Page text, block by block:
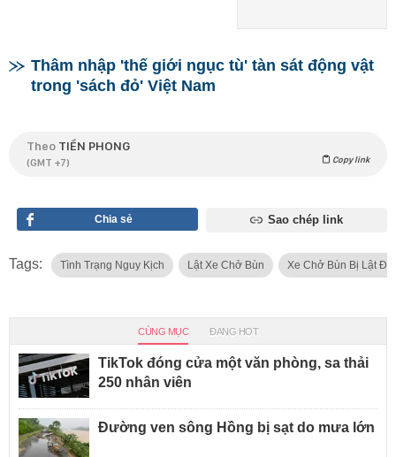
Thâm nhập 'thế giới ngục tù' tàn sát động vật
trong 'sách đỏ' Việt Nam
Theo TIỀN PHONG
(GMT +7) Copy link
Chia sẻ Sao chép link
Tags: Tình Trạng Nguy Kịch Lật Xe Chở Bùn Xe Chở Bùn Bị Lật
CÙNG MỤC ĐANG HOT
TikTok đóng cửa một văn phòng, sa thải
250 nhân viên
Đường ven sông Hồng bị sạt do mưa lớn